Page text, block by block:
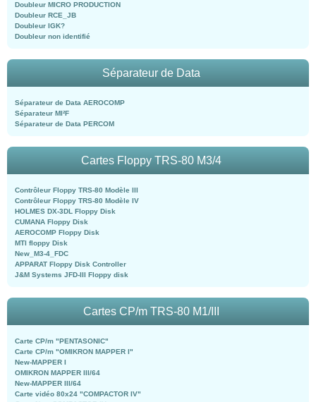
Doubleur MICRO PRODUCTION
Doubleur RCE_JB
Doubleur IGK?
Doubleur non identifié
Séparateur de Data
Séparateur de Data AEROCOMP
Séparateur MI²F
Séparateur de Data PERCOM
Cartes Floppy TRS-80 M3/4
Contrôleur Floppy TRS-80 Modèle III
Contrôleur Floppy TRS-80 Modèle IV
HOLMES DX-3DL Floppy Disk
CUMANA Floppy Disk
AEROCOMP Floppy Disk
MTI floppy Disk
New_M3-4_FDC
APPARAT Floppy Disk Controller
J&M Systems JFD-III Floppy disk
Cartes CP/m TRS-80 M1/III
Carte CP/m "PENTASONIC"
Carte CP/m "OMIKRON MAPPER I"
New-MAPPER I
OMIKRON MAPPER III/64
New-MAPPER III/64
Carte vidéo 80x24 "COMPACTOR IV"